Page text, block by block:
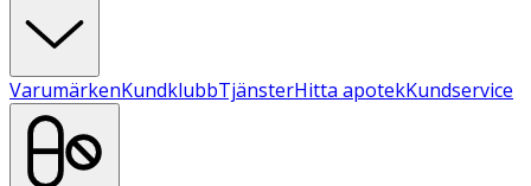
VarumärkenKundklubbTjänsterHitta apotekKundservice